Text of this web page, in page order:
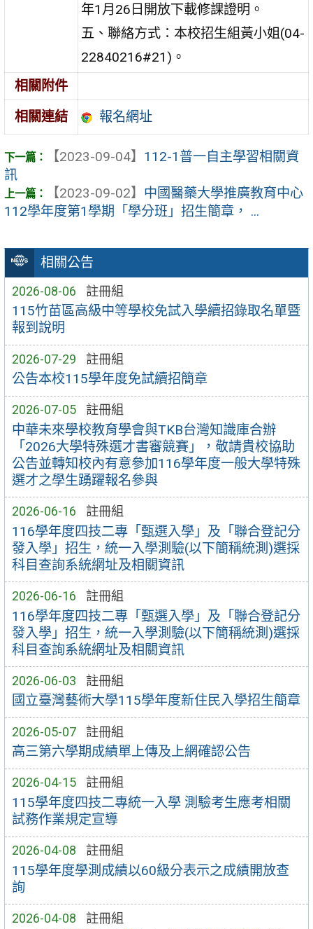
相關公告
2026-08-06 註冊組
115竹苗區高級中等學校免試入學續招錄取名單暨
報到說明
2026-07-29 註冊組
公告本校115學年度免試續招簡章
2026-07-05 註冊組
中華未來學校教育學會與TKB台灣知識庫合辦
「2026大學特殊選才書審競賽」，敬請貴校協助
公告並轉知校內有意參加116學年度一般大學特殊
選才之學生踴躍報名參與
2026-06-16 註冊組
116學年度四技二專「甄選入學」及「聯合登記分
發入學」招生，統一入學測驗(以下簡稱統測)選採
科目查詢系統網址及相關資訊
2026-06-16 註冊組
116學年度四技二專「甄選入學」及「聯合登記分
發入學」招生，統一入學測驗(以下簡稱統測)選採
科目查詢系統網址及相關資訊
2026-06-03 註冊組
國立臺灣藝術大學115學年度新住民入學招生簡章
2026-05-07 註冊組
高三第六學期成績單上傳及上網確認公告
2026-04-15 註冊組
115學年度四技二專統一入學 測驗考生應考相關
試務作業規定宣導
2026-04-08 註冊組
115學年度學測成績以60級分表示之成績開放查
詢
2026-04-08 註冊組
年1月26日開放下載修課證明。
五、聯絡方式：本校招生組黃小姐(04-
22840216#21)。
相關附件
相關連結
報名網址
【2023-09-04】 112-1普一自主學習相關資
訊
【2023-09-02】 中國醫藥大學推廣教育中心
112學年度第1學期「學分班」招生簡章， ...